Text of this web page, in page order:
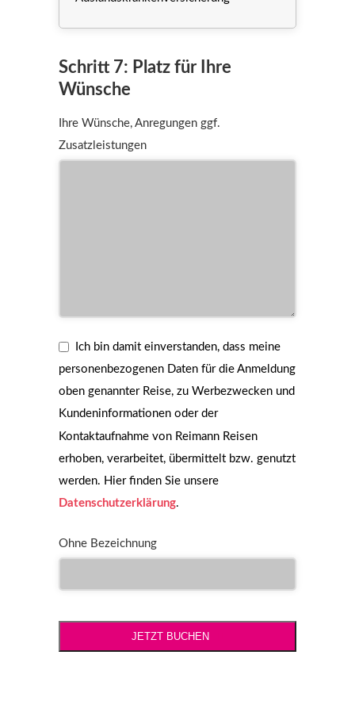
Schritt 7: Platz für Ihre
Wünsche
Ihre Wünsche, Anregungen ggf.
Zusatzleistungen
Ich bin damit einverstanden, dass meine
personenbezogenen Daten für die Anmeldung
oben genannter Reise, zu Werbezwecken und
Kundeninformationen oder der
Kontaktaufnahme von Reimann Reisen
erhoben, verarbeitet, übermittelt bzw. genutzt
werden. Hier finden Sie unsere
Datenschutzerklärung.
Ohne Bezeichnung
JETZT BUCHEN